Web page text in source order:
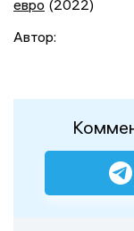
евро (2022)
Автор: